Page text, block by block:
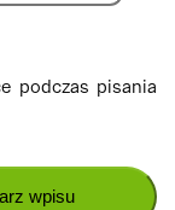
podczas pisania